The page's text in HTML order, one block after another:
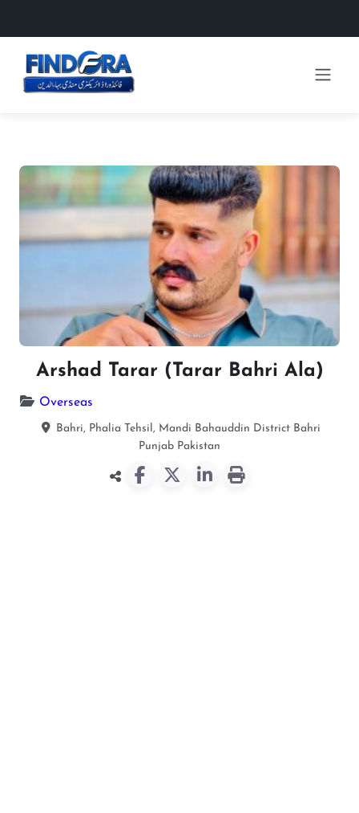
Arshad Tarar (Tarar Bahri Ala)
Overseas
Bahri, Phalia Tehsil, Mandi Bahauddin District Bahri
Punjab Pakistan